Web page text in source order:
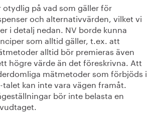
otydlig på vad som gäller för
och alternativvärden, vilket vi
i detalj nedan. NV borde kunna
som alltid gäller, t.ex. att
alltid bör premieras även
högre värde än det föreskrivna. Att
mätmetoder som förbjöds i
talet kan inte vara vägen framåt.
bör inte belasta en